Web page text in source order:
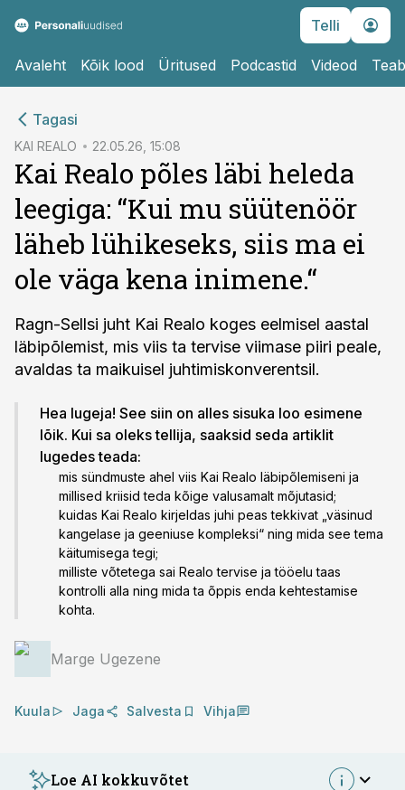
Telli
Avaleht Kõik lood Üritused Podcastid Videod
Tagasi
KAI REALO 22.05.26, 15:08
Kai Realo põles läbi heleda
leegiga: “Kui mu süütenöör
läheb lühikeseks, siis ma ei
ole väga kena inimene.“
Ragn-Sellsi juht Kai Realo koges eelmisel aastal
läbipõlemist, mis viis ta tervise viimase piiri peale,
avaldas ta maikuisel juhtimiskonverentsil.
Hea lugeja! See siin on alles sisuka loo esimene
lõik. Kui sa oleks tellija, saaksid seda artiklit
lugedes teada:
mis sündmuste ahel viis Kai Realo läbipõlemiseni ja
millised kriisid teda kõige valusamalt mõjutasid;
kuidas Kai Realo kirjeldas juhi peas tekkivat „väsinud
kangelase ja geeniuse kompleksi“ ning mida see tema
käitumisega tegi;
milliste võtetega sai Realo tervise ja tööelu taas
kontrolli alla ning mida ta õppis enda kehtestamise
kohta.
Marge Ugezene
Kuula Jaga Salvesta Vihja
Loe AI kokkuvõtet